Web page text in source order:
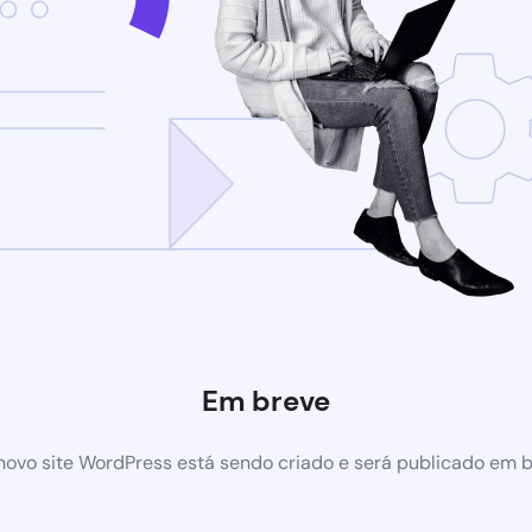
Em breve
site WordPress está sendo criado e será publicado em